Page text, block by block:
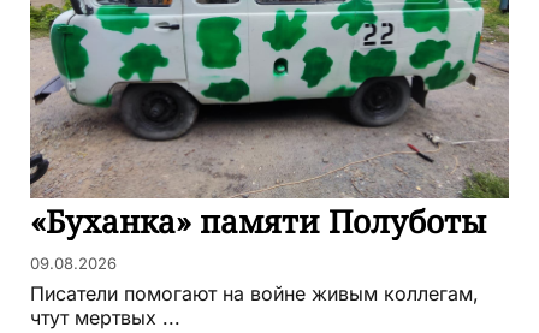
«Буханка» памяти Полуботы
09.08.2026
Писатели помогают на войне живым коллегам,
чтут мертвых ...